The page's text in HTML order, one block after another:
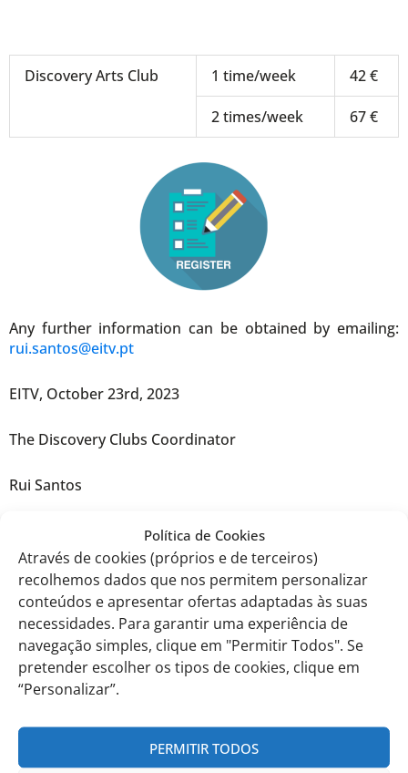
Política de Cookies
Através de cookies (próprios e de terceiros)
recolhemos dados que nos permitem personalizar
conteúdos e apresentar ofertas adaptadas às suas
necessidades. Para garantir uma experiência de
navegação simples, clique em "Permitir Todos". Se
pretender escolher os tipos de cookies, clique em
“Personalizar”.
PERMITIR TODOS
Discovery Arts Club 1 time/week 42 €
2 times/week 67 €
Any further information can be obtained by emailing:
rui.santos@eitv.pt
EITV, October 23rd, 2023
The Discovery Clubs Coordinator
Rui Santos